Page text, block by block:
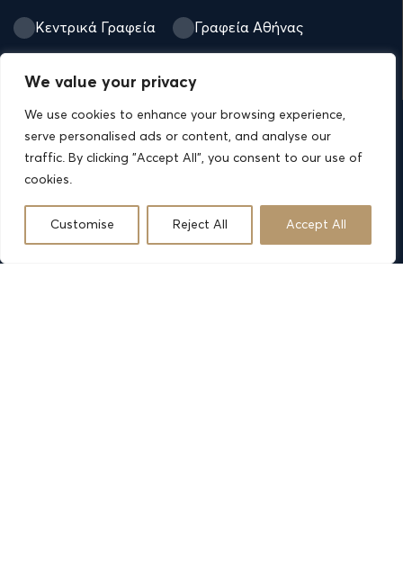
We value your privacy
We use cookies to enhance your browsing experience,
serve personalised ads or content, and analyse our
traffic. By clicking "Accept All", you consent to our use of
cookies.
Customise Reject All Accept All
Κεντρικά Γραφεία Γραφεία Αθήνας
Σύνδεσμοι